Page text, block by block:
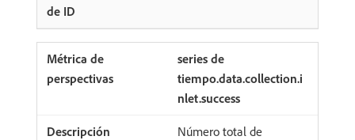
series de
tiempo.data.collection.i
nlet.success
Número total de